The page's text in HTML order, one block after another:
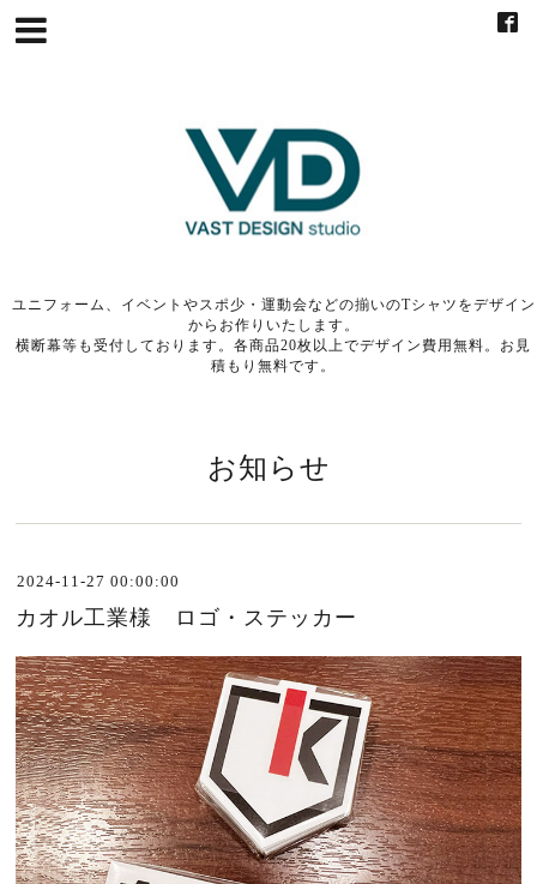
ユニフォーム、イベントやスポ少・運動会などの揃いのTシャツをデザイン
からお作りいたします。
横断幕等も受付しております。各商品20枚以上でデザイン費用無料。お見
積もり無料です。
お知らせ
2024-11-27 00:00:00
カオル工業様 ロゴ・ステッカー